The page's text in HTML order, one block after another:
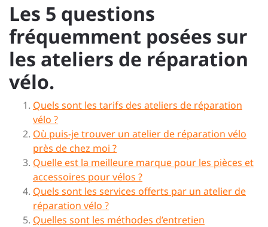
Les 5 questions
fréquemment posées sur
les ateliers de réparation
vélo.
Quels sont les tarifs des ateliers de réparation
vélo ?
Où puis-je trouver un atelier de réparation vélo
près de chez moi ?
Quelle est la meilleure marque pour les pièces et
accessoires pour vélos ?
Quels sont les services offerts par un atelier de
réparation vélo ?
Quelles sont les méthodes d’entretien